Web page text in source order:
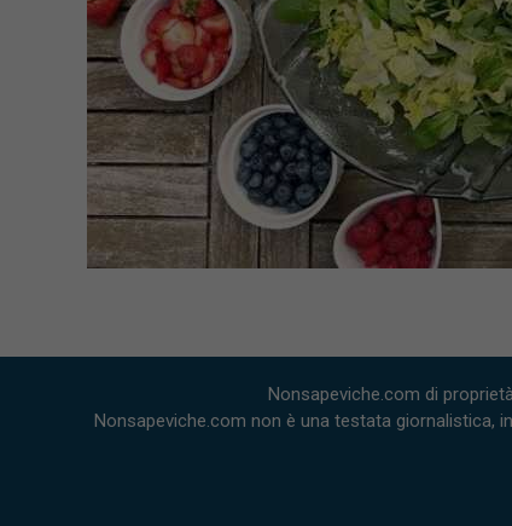
Nonsapeviche.com di
Nonsapeviche.com non è una testata giornalistica,